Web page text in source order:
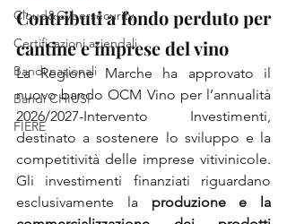
Cloud&Cybersecurity
Certificazioni aziendali
Bandi nazionali
Bandi CHIUSI
FIERE
Contributi a fondo perduto per
cantine e imprese del vino
La Regione Marche ha approvato il
nuovo bando OCM Vino per l’annualità
2026/2027-Intervento Investimenti,
destinato a sostenere lo sviluppo e la
competitività delle imprese vitivinicole.
Gli investimenti finanziati riguardano
esclusivamente la produzione e la